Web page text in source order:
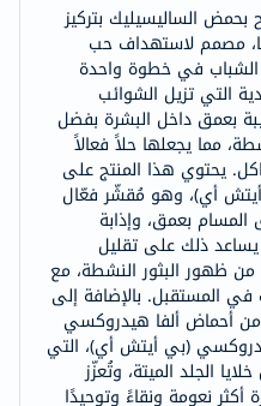
الساليسيليك بتركيز
مصمم لاستهداف حب
الشباب في خطوة واحدة
التي تزيل الشوائب
بعمق داخل البشرة بفضل
مما يجعلها حلاً فعالاً
يحتوي هذا المنتج على
أي)، وهو مُقشّر فعّال
المسام بعمق، وإذابة
يساعد ذلك على تقليل
من ظهور البثور النشطة، مع
المستقبل. بالإضافة إلى
أحماض ألفا هيدروكسي
(بي أيتش أي)، التي
الجلد الميتة، وتُعزّز
أكثر نعومة ونقاءً وتوحيدًا